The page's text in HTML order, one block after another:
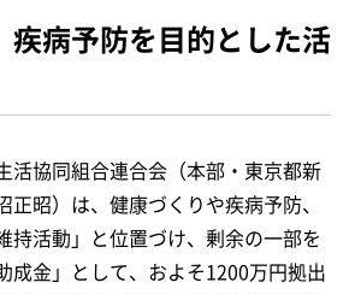
疾病予防を目的とした活
活協同組合連合会（本部・東京都新
正昭）は、健康づくりや疾病予防、
持活動」と位置づけ、剰余の一部を
成金」として、およそ1200万円拠出